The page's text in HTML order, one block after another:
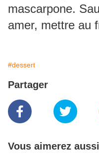
mascarpone.
amer, mettre au
#dessert
Partager
Vous aimerez aussi